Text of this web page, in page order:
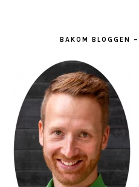
BAKOM BLOGGEN